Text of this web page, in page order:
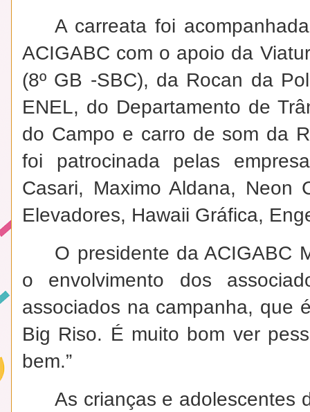
A carreata foi
ACIGABC com o apoio da
(8º GB -SBC), da Rocan da
ENEL, do Departamento de
do Campo e carro de som da
foi patrocinada pelas
Casari, Maximo Aldana, Neon
Elevadores, Hawaii Gráfica,
O presidente da ACIGABC
o envolvimento dos
associados na campanha, que
Big Riso. É muito bom ver
bem.”
As crianças e adolescentes